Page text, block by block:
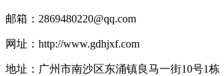
邮箱：2869480220@qq.com
网址：http://www.gdhjxf.com
地址：广州市南沙区东涌镇良马一街10号1栋